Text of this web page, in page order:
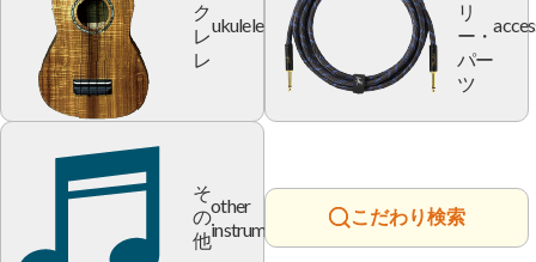
ク
レ
レ
ukulele
リ
ー・
パー
ツ
そ
の
他
other
instrument
こだわり検索